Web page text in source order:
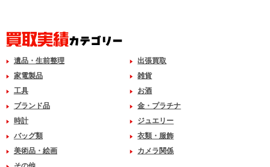
遺品・生前整理
出張買取
家電製品
雑貨
工具
お酒
ブランド品
金・プラチナ
時計
ジュエリー
バッグ類
衣類・服飾
美術品・絵画
カメラ関係